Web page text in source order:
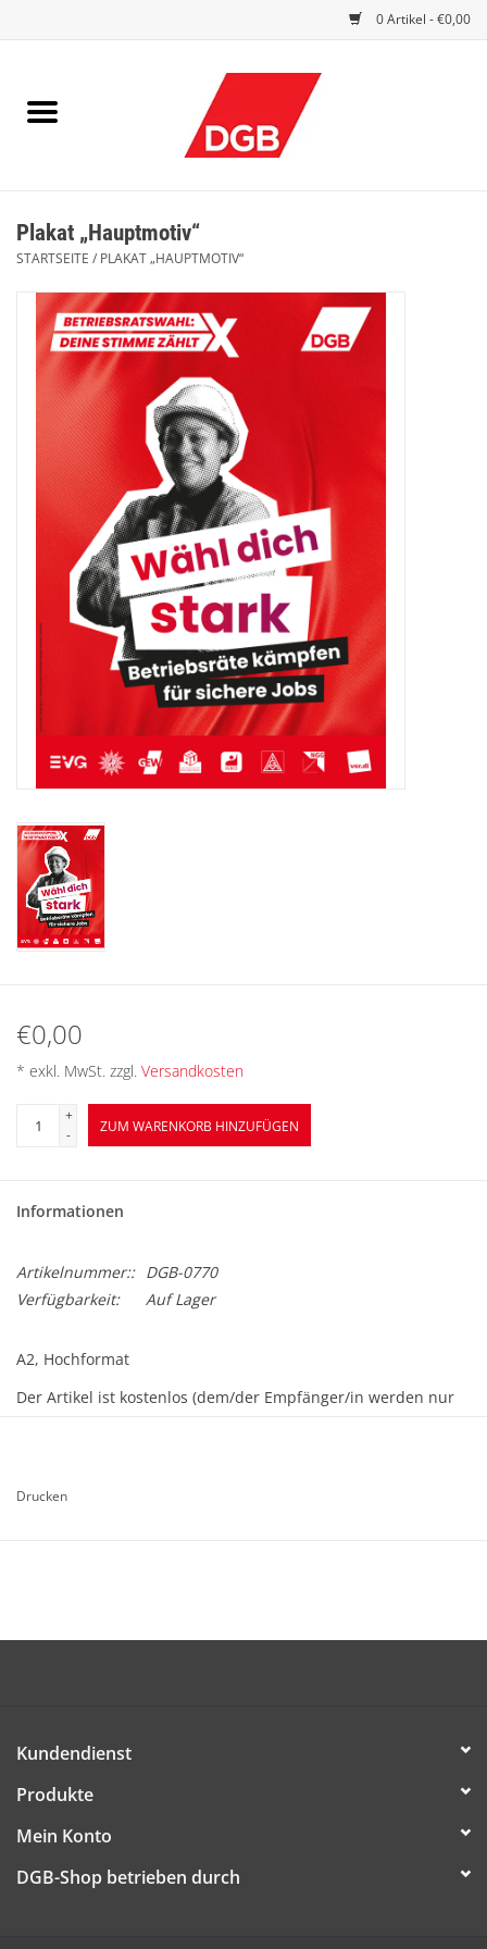
0 Artikel - €0,00
EINBLICK
DGB FRAUEN
DGB JUGEND
WERBEMITTEL / GIVE AWAYS
HANDWERK
TARIFWENDE
INITIATIVE „MENSCH“
GEWERKSCHAFTEN FÜR DEN
FRIEDEN
VEREINBARKEIT GESTALTEN
MIETENSTOPP
ARBEITSZEIT
Plakat „Hauptmotiv“
STARTSEITE / PLAKAT „HAUPTMOTIV“
€0,00
* exkl. MwSt. zzgl. Versandkosten
+
-
ZUM WARENKORB HINZUFÜGEN
Informationen
Artikelnummer:: DGB-0770
Verfügbarkeit:
Auf Lager
A2, Hochformat
Der Artikel ist kostenlos (dem/der Empfänger/in werden nur
Drucken
Kundendienst
Produkte
Mein Konto
DGB-Shop betrieben durch